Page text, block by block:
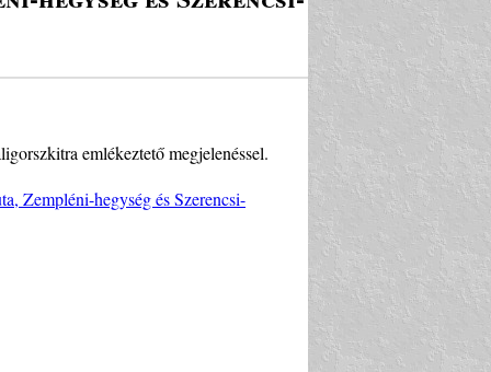
emlékeztető megjelenéssel.
Zempléni-hegység és Szerencsi-